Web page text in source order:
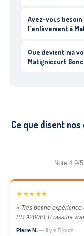
Avez-vous
l’enlèvement à
Que devient ma
Matignicourt
Ce que disent
Note 4.9/
★★★★★
« Très bonne expérience
PR 920001 B rassure
Pierre N. — il y a 5 jours